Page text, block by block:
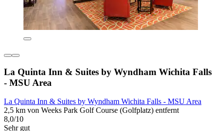
La Quinta Inn & Suites by Wyndham Wichita Falls
- MSU Area
La Quinta Inn & Suites by Wyndham Wichita Falls - MSU Area
2,5 km von Weeks Park Golf Course (Golfplatz) entfernt
8,0/10
Sehr gut